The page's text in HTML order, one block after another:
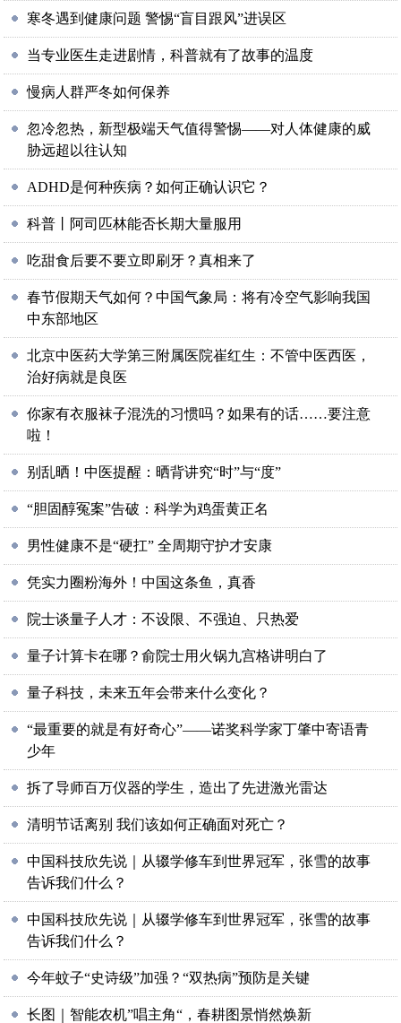
寒冬遇到健康问题 警惕“盲目跟风”进误区
当专业医生走进剧情，科普就有了故事的温度
慢病人群严冬如何保养
忽冷忽热，新型极端天气值得警惕——对人体健康的威
胁远超以往认知
ADHD是何种疾病？如何正确认识它？
科普丨阿司匹林能否长期大量服用
吃甜食后要不要立即刷牙？真相来了
春节假期天气如何？中国气象局：将有冷空气影响我国
中东部地区
北京中医药大学第三附属医院崔红生：不管中医西医，
治好病就是良医
你家有衣服袜子混洗的习惯吗？如果有的话……要注意
啦！
别乱晒！中医提醒：晒背讲究“时”与“度”
“胆固醇冤案”告破：科学为鸡蛋黄正名
男性健康不是“硬扛” 全周期守护才安康
凭实力圈粉海外！中国这条鱼，真香
院士谈量子人才：不设限、不强迫、只热爱
量子计算卡在哪？俞院士用火锅九宫格讲明白了
量子科技，未来五年会带来什么变化？
“最重要的就是有好奇心”——诺奖科学家丁肇中寄语青
少年
拆了导师百万仪器的学生，造出了先进激光雷达
清明节话离别 我们该如何正确面对死亡？
中国科技欣先说｜从辍学修车到世界冠军，张雪的故事
告诉我们什么？
中国科技欣先说｜从辍学修车到世界冠军，张雪的故事
告诉我们什么？
今年蚊子“史诗级”加强？“双热病”预防是关键
长图｜智能农机”唱主角“，春耕图景悄然焕新